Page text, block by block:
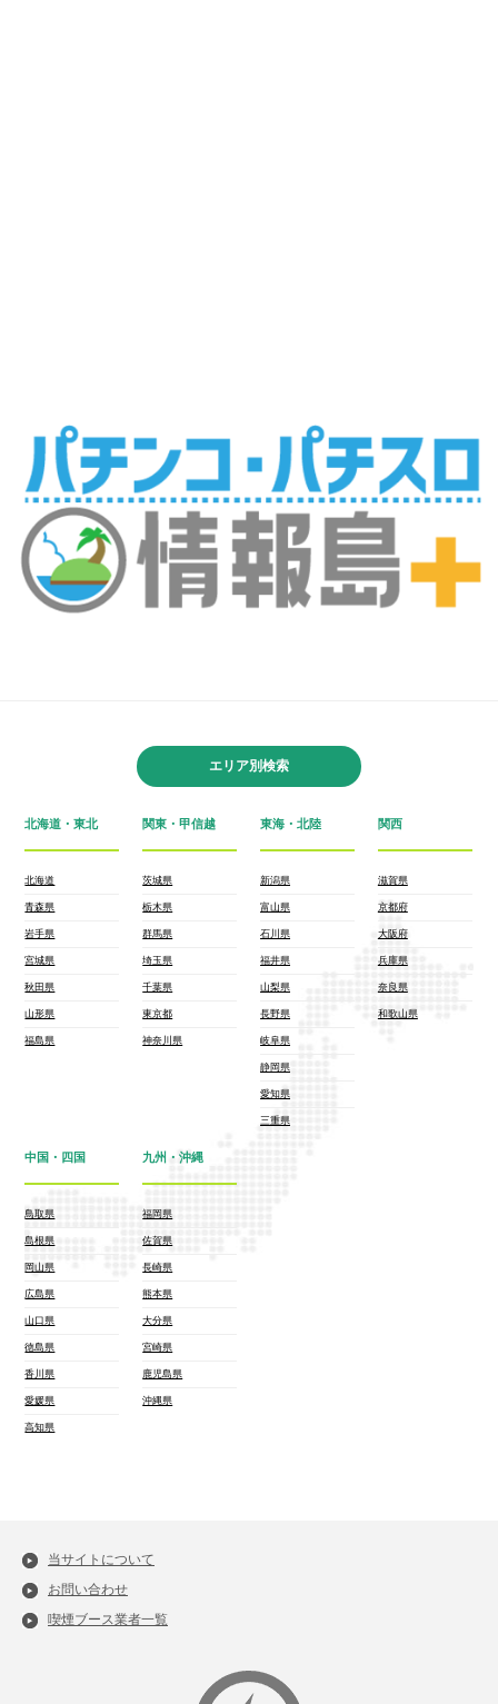
エリア別検索
北海道・東北
北海道
青森県
岩手県
宮城県
秋田県
山形県
福島県
関東・甲信越
茨城県
栃木県
群馬県
埼玉県
千葉県
東京都
神奈川県
東海・北陸
新潟県
富山県
石川県
福井県
山梨県
長野県
岐阜県
静岡県
愛知県
三重県
関西
滋賀県
京都府
大阪府
兵庫県
奈良県
和歌山県
中国・四国
鳥取県
島根県
岡山県
広島県
山口県
徳島県
香川県
愛媛県
高知県
九州・沖縄
福岡県
佐賀県
長崎県
熊本県
大分県
宮崎県
鹿児島県
沖縄県
当サイトについて
お問い合わせ
喫煙ブース業者一覧